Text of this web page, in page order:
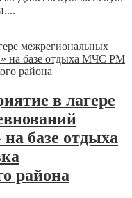
в лагере
базе отдыха
района